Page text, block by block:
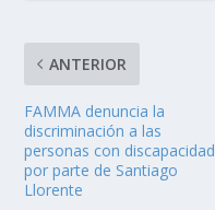
ANTERIOR
FAMMA denuncia la
discriminación a las
personas con discapacidad
por parte de Santiago
Llorente